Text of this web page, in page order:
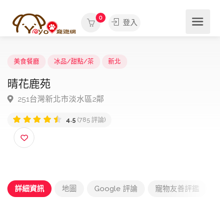
0
登入
美食餐廳 冰品/甜點/茶 新北
晴花鹿苑
詳細資訊 地圖 Google 評論 寵物友善評鑑